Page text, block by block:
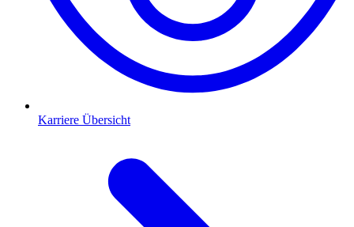
Karriere Übersicht